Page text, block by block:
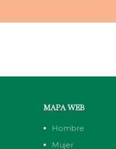
MAPA WEB
Hombre
Mujer